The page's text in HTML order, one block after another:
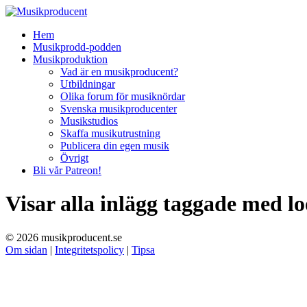
Hem
Musikprodd-podden
Musikproduktion
Vad är en musikproducent?
Utbildningar
Olika forum för musiknördar
Svenska musikproducenter
Musikstudios
Skaffa musikutrustning
Publicera din egen musik
Övrigt
Bli vår Patreon!
Visar alla inlägg taggade med
© 2026 musikproducent.se
Om sidan | Integritetspolicy | Tipsa